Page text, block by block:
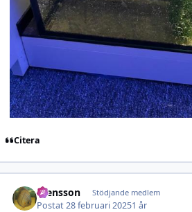
Citera
Stensson Stödjande medlem
Postat28 februari 20251 år